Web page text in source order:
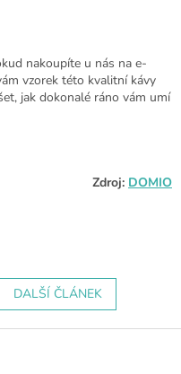
nakoupíte u nás na e-
vzorek této kvalitní kávy
jak dokonalé ráno vám umí
Zdroj: DOMIO
DALŠÍ ČLÁNEK